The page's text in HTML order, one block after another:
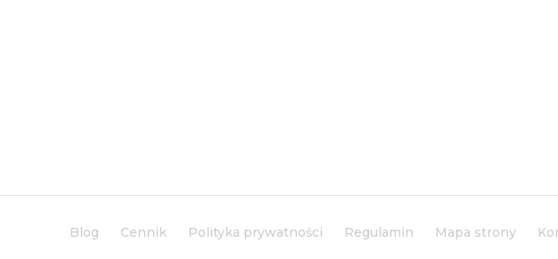
Blog Cennik Polityka prywatności Regulamin Mapa strony